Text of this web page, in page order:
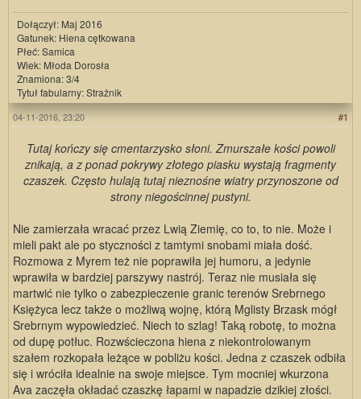
Dołączył: Maj 2016
Gatunek: Hiena cętkowana
Płeć: Samica
Wiek: Młoda Dorosła
Znamiona: 3/4
Tytuł fabularny: Strażnik
#1
04-11-2016, 23:20
Tutaj kończy się cmentarzysko słoni. Zmurszałe kości powoli
znikają, a z ponad pokrywy złotego piasku wystają fragmenty
czaszek. Często hulają tutaj nieznośne wiatry przynoszone od
strony niegościnnej pustyni.
Nie zamierzała wracać przez Lwią Ziemię, co to, to nie. Może i
mieli pakt ale po styczności z tamtymi snobami miała dość.
Rozmowa z Myrem też nie poprawiła jej humoru, a jedynie
wprawiła w bardziej parszywy nastrój. Teraz nie musiała się
martwić nie tylko o zabezpieczenie granic terenów Srebrnego
Księżyca lecz także o możliwą wojnę, którą Mglisty Brzask mógł
Srebrnym wypowiedzieć. Niech to szlag! Taką robotę, to można
od dupę potłuc. Rozwścieczona hiena z niekontrolowanym
szałem rozkopała leżące w pobliżu kości. Jedna z czaszek odbiła
się i wróciła idealnie na swoje miejsce. Tym mocniej wkurzona
Ava zaczęła okładać czaszkę łapami w napadzie dzikiej złości.